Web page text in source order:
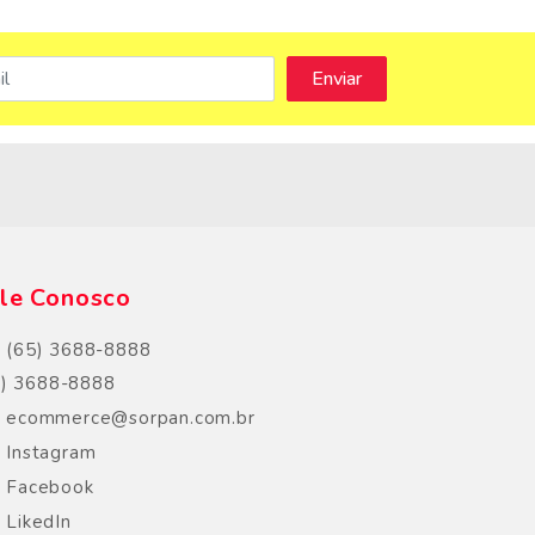
Conosco
(65) 3688-8888
3688-8888
ecommerce@sorpan.com.br
Instagram
Facebook
LikedIn